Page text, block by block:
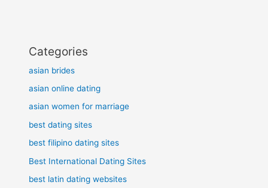
Categories
asian brides
asian online dating
asian women for marriage
best dating sites
best filipino dating sites
Best International Dating Sites
best latin dating websites